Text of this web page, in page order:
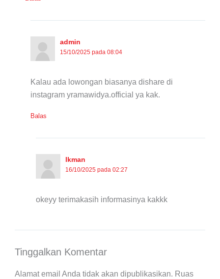
admin
15/10/2025 pada 08:04
Kalau ada lowongan biasanya dishare di
instagram yramawidya.official ya kak.
Balas
lkman
16/10/2025 pada 02:27
okeyy terimakasih informasinya kakkk
Tinggalkan Komentar
Alamat email Anda tidak akan dipublikasikan. Ruas